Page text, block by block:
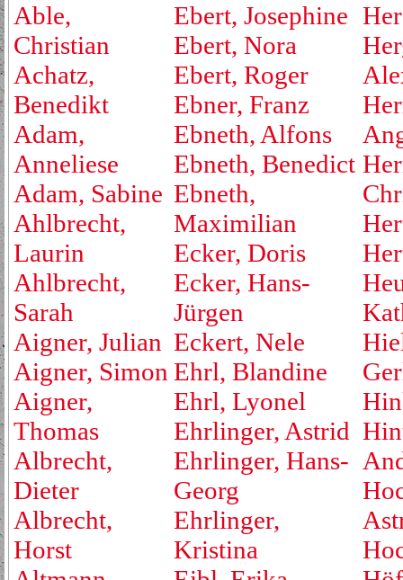
Able,
Christian
Achatz,
Benedikt
Adam,
Anneliese
Adam, Sabine
Ahlbrecht,
Laurin
Ahlbrecht,
Sarah
Aigner, Julian
Aigner, Simon
Aigner,
Thomas
Albrecht,
Dieter
Albrecht,
Horst
Ebert, Josephine
Ebert, Nora
Ebert, Roger
Ebner, Franz
Ebneth, Alfons
Ebneth, Benedict
Ebneth,
Maximilian
Ecker, Doris
Ecker, Hans-
Jürgen
Eckert, Nele
Ehrl, Blandine
Ehrl, Lyonel
Ehrlinger, Astrid
Ehrlinger, Hans-
Georg
Ehrlinger,
Kristina